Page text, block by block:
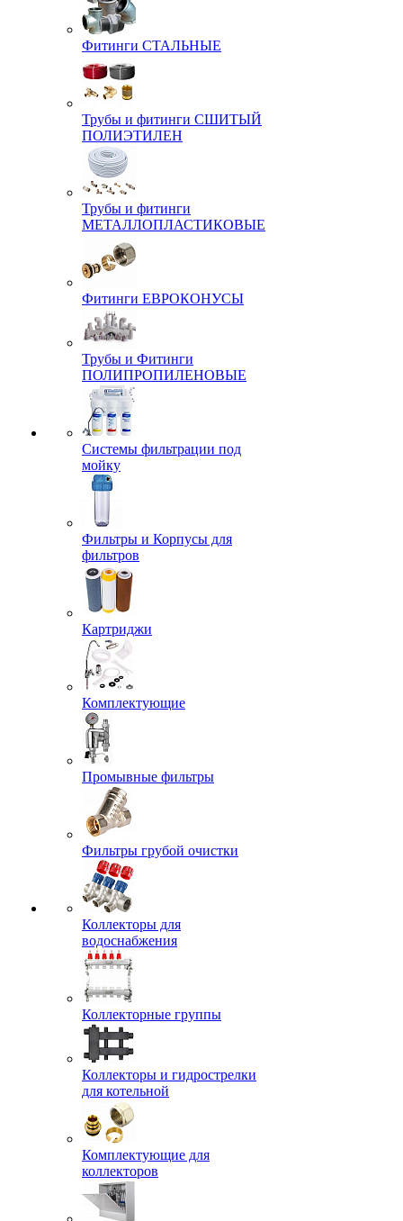
Фитинги СТАЛЬНЫЕ
Трубы и фитинги СШИТЫЙ
ПОЛИЭТИЛЕН
Трубы и фитинги
МЕТАЛЛОПЛАСТИКОВЫЕ
Фитинги ЕВРОКОНУСЫ
Трубы и Фитинги
ПОЛИПРОПИЛЕНОВЫЕ
Системы фильтрации под
мойку
Фильтры и Корпусы для
фильтров
Картриджи
Комплектующие
Промывные фильтры
Фильтры грубой очистки
Коллекторы для
водоснабжения
Коллекторные группы
Коллекторы и гидрострелки
для котельной
Комплектующие для
коллекторов